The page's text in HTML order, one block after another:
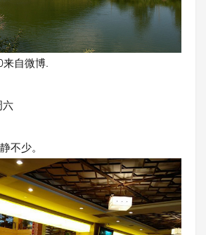
自微博.
少。